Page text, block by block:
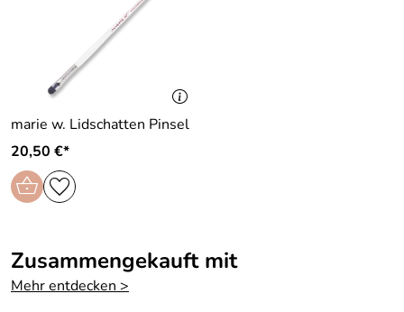
marie w. Lidschatten Pinsel
20,50 €*
Zusammengekauft mit
Mehr entdecken >